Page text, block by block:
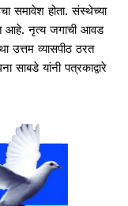
समावेश होता. संस्थेच्या
आहे. नृत्य जगाची आवड
उत्तम व्यासपीठ ठरत
यांनी पत्रकाद्वारे